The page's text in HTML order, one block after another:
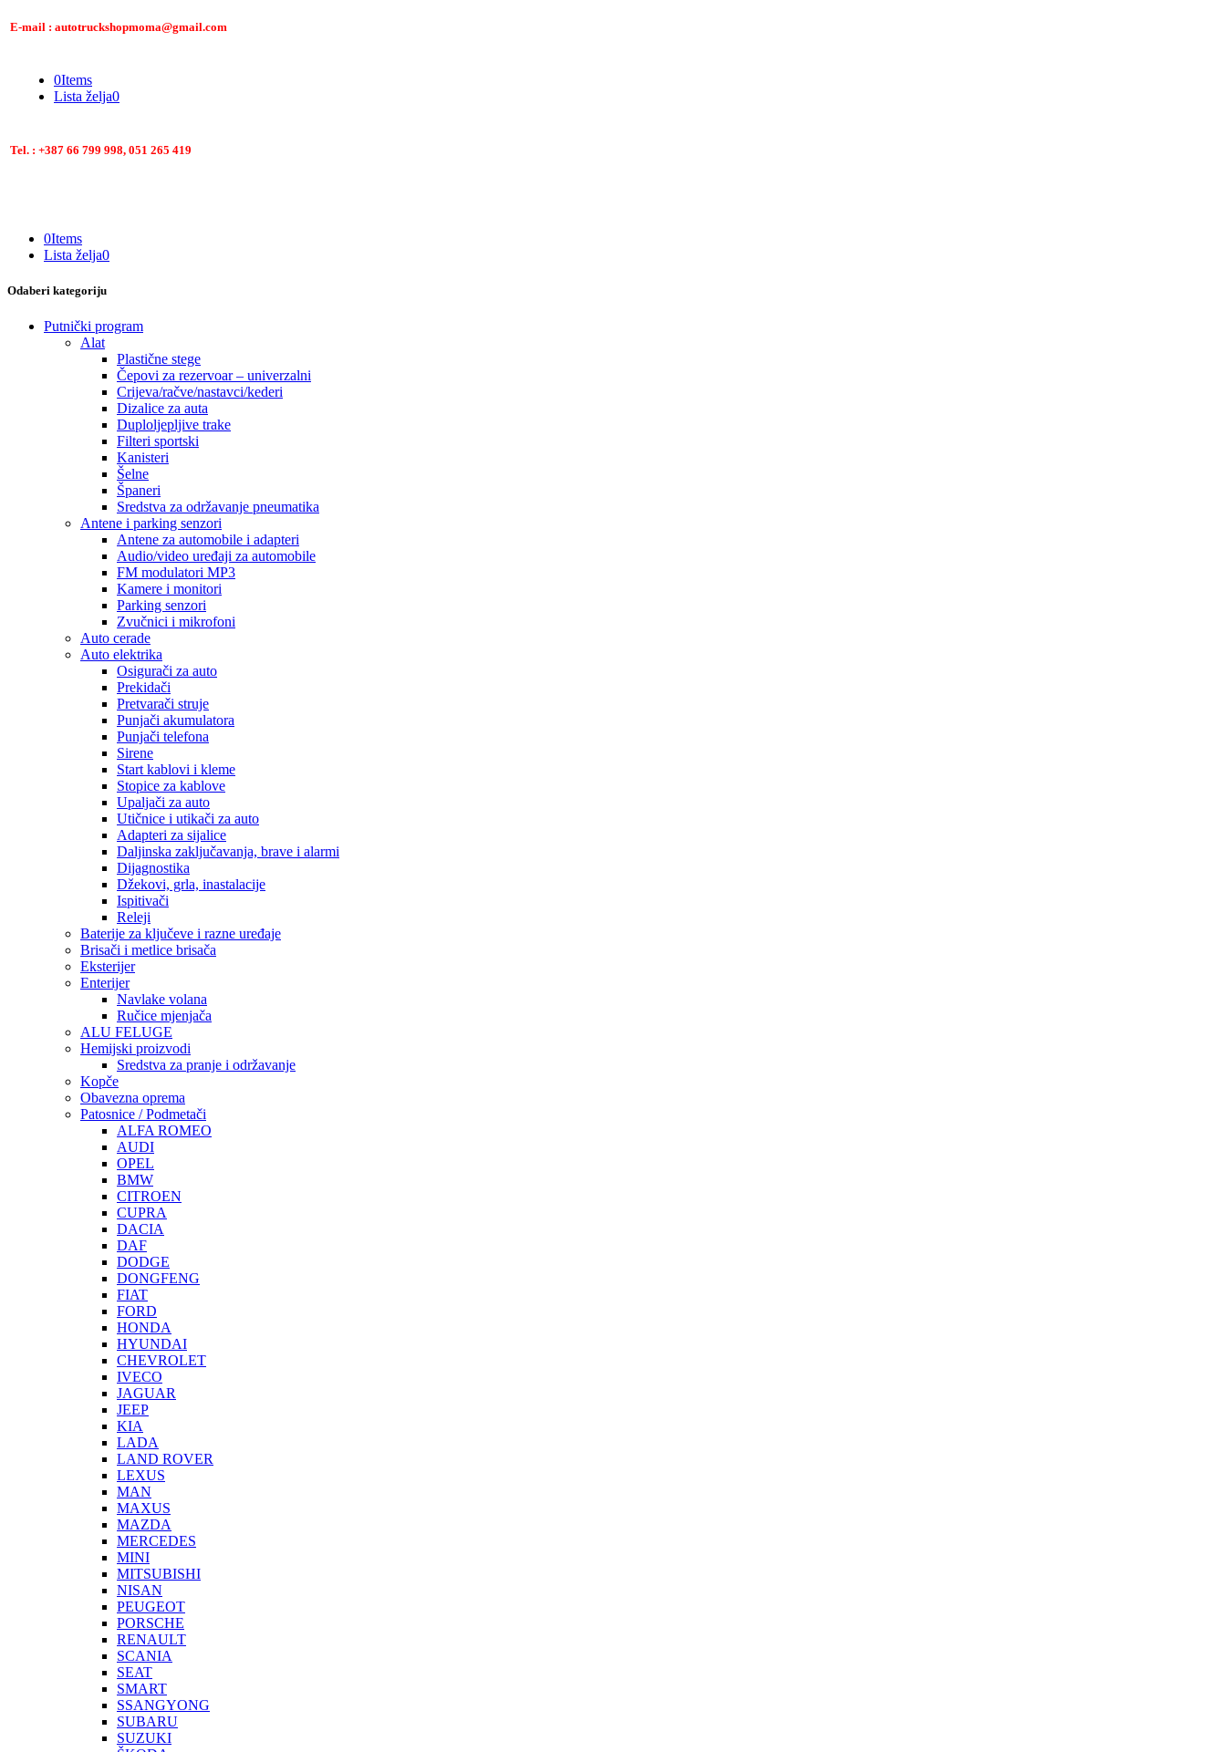
E-mail : autotruckshopmoma@gmail.com
0Items
Lista želja0
Tel. : +387 66 799 998, 051 265 419
0Items
Lista želja0
Odaberi kategoriju
Putnički program
Alat
Plastične stege
Čepovi za rezervoar – univerzalni
Crijeva/račve/nastavci/kederi
Dizalice za auta
Duploljepljive trake
Filteri sportski
Kanisteri
Šelne
Španeri
Sredstva za održavanje pneumatika
Antene i parking senzori
Antene za automobile i adapteri
Audio/video uređaji za automobile
FM modulatori MP3
Kamere i monitori
Parking senzori
Zvučnici i mikrofoni
Auto cerade
Auto elektrika
Osigurači za auto
Prekidači
Pretvarači struje
Punjači akumulatora
Punjači telefona
Sirene
Start kablovi i kleme
Stopice za kablove
Upaljači za auto
Utičnice i utikači za auto
Adapteri za sijalice
Daljinska zaključavanja, brave i alarmi
Dijagnostika
Džekovi, grla, inastalacije
Ispitivači
Releji
Baterije za ključeve i razne uređaje
Brisači i metlice brisača
Eksterijer
Enterijer
Navlake volana
Ručice mjenjača
ALU FELUGE
Hemijski proizvodi
Sredstva za pranje i održavanje
Kopče
Obavezna oprema
Patosnice / Podmetači
ALFA ROMEO
AUDI
OPEL
BMW
CITROEN
CUPRA
DACIA
DAF
DODGE
DONGFENG
FIAT
FORD
HONDA
HYUNDAI
CHEVROLET
IVECO
JAGUAR
JEEP
KIA
LADA
LAND ROVER
LEXUS
MAN
MAXUS
MAZDA
MERCEDES
MINI
MITSUBISHI
NISAN
PEUGEOT
PORSCHE
RENAULT
SCANIA
SEAT
SMART
SSANGYONG
SUBARU
SUZUKI